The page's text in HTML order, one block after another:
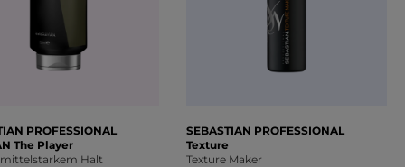
PROFESSIONAL
The Player
Halt
SEBASTIAN PROFESSIONAL
Texture
Texture Maker